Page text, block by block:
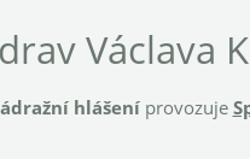
Václava
hlášeníprovozuje